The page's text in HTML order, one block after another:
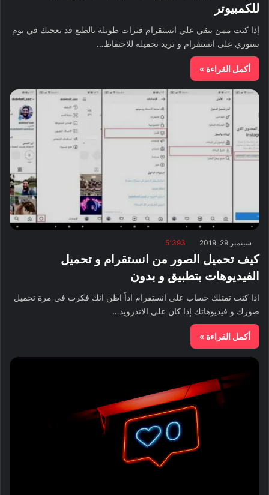
للكمبيوتر
إذا كنت ممن يبقي علي انستقرام فترات طويلة بالطبع قد يعجبك في يوم
ستوري على انستقرام و تريد تحميله للاحتفاظ…
أكمل القراءة »
سبتمبر 29, 2019 5٬393
كيف تحميل الصور من انستقرام و تحميل
الفيديوهات بتطبيق و بدون
اذا كنت تمتلك حساب على انستقرام اذاً اظن انك فكرت في مرة تحميل
صورك و فيديوهاتك إذا كان على الاندرويد…
أكمل القراءة »